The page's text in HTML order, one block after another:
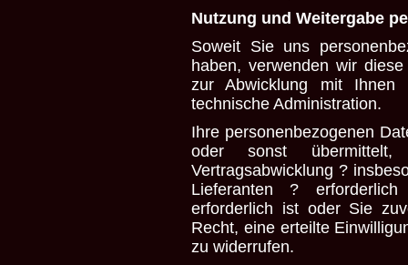
Nutzung und Weitergabe
Soweit Sie uns
haben, verwenden wir
zur Abwicklung mit Ihnen
technische Administration.
Ihre personenbezogenen
oder sonst
Vertragsabwicklung ?
Lieferanten ?
erforderlich ist oder Sie
Recht, eine erteilte
zu widerrufen.